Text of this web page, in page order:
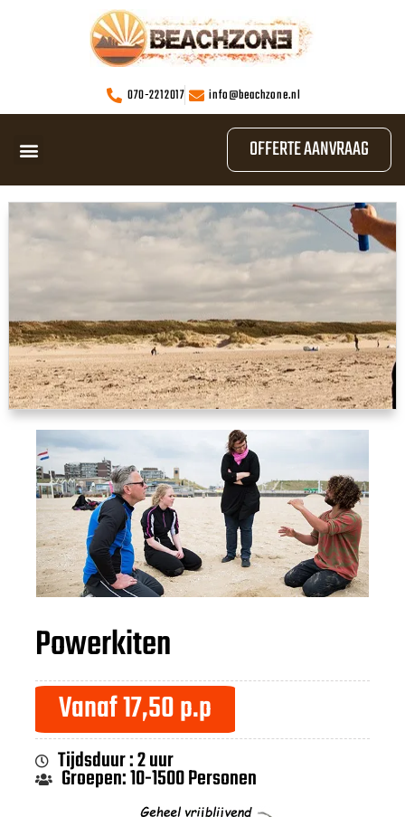
070-2212017 info@beachzone.nl
OFFERTE AANVRAAG
Powerkiten
Vanaf 17,50 p.p
Tijdsduur : 2 uur
Groepen: 10-1500 Personen